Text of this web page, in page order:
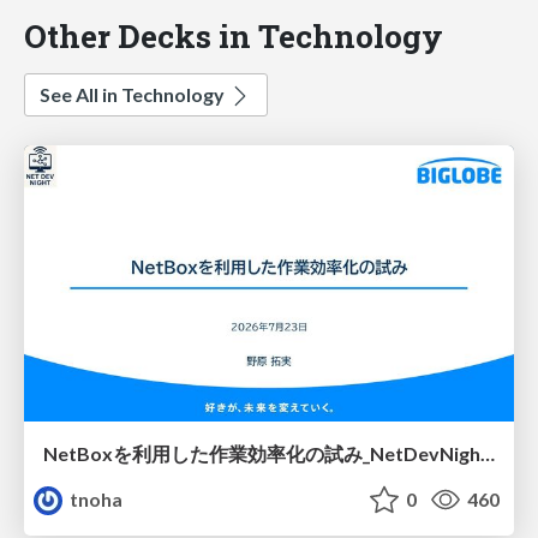
Other Decks in Technology
See All in Technology
tnoha
0 460